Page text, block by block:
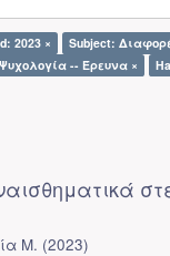
2023 × Subject:
-- Έρευνα ×
Μ. (2023)